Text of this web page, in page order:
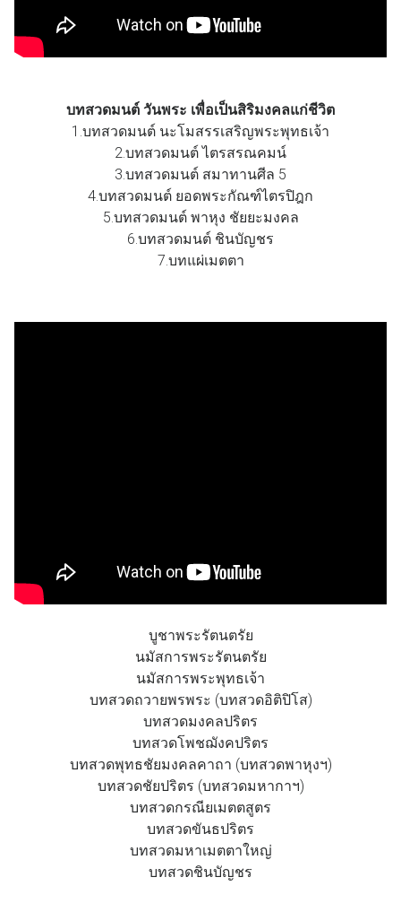
บทสวดมนต์ วันพระ เพื่อเป็นสิริมงคลแก่ชีวิต
1.บทสวดมนต์ นะโมสรรเสริญพระพุทธเจ้า
2.บทสวดมนต์ ไตรสรณคมน์
3.บทสวดมนต์ สมาทานศีล 5
4.บทสวดมนต์ ยอดพระกัณฑ์ไตรปิฎก
5.บทสวดมนต์ พาหุง ชัยยะมงคล
6.บทสวดมนต์ ชินบัญชร
7.บทแผ่เมตตา
บูชาพระรัตนตรัย
นมัสการพระรัตนตรัย
นมัสการพระพุทธเจ้า
บทสวดถวายพรพระ (บทสวดอิติปิโส)
บทสวดมงคลปริตร
บทสวดโพชฌังคปริตร
บทสวดพุทธชัยมงคลคาถา (บทสวดพาหุงฯ)
บทสวดชัยปริตร (บทสวดมหากาฯ)
บทสวดกรณียเมตตสูตร
บทสวดขันธปริตร
บทสวดมหาเมตตาใหญ่
บทสวดชินบัญชร